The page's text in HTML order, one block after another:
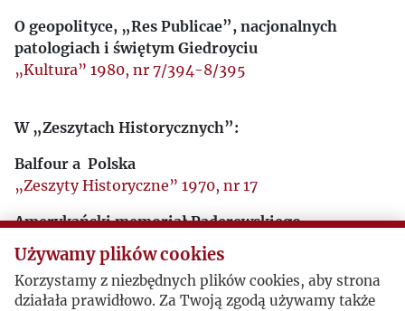
O geopolityce, „Res Publicae”, nacjonalnych
patologiach i świętym Giedroyciu
„Kultura” 1980, nr 7/394-8/395
W „Zeszytach Historycznych”:
Balfour a Polska
„Zeszyty Historyczne” 1970, nr 17
Amerykański memoriał Paderewskiego
„Zeszyty Historyczne” 1973, nr 26
O oddźwięk w sercu
„Zeszyty Historyczne” 1976, nr 38
Używamy plików cookies
Korzystamy z niezbędnych plików cookies, aby strona
działała prawidłowo. Za Twoją zgodą używamy także